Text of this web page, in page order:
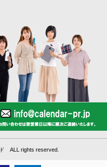
ALL rights reserved.